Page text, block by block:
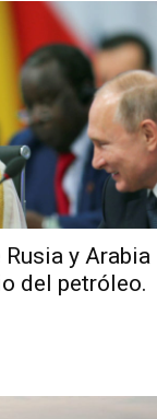
y Arabia
del petróleo.